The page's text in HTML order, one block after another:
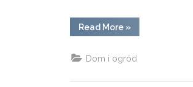
Read More“Co
kryje
hasłem
»
Dom i ogród